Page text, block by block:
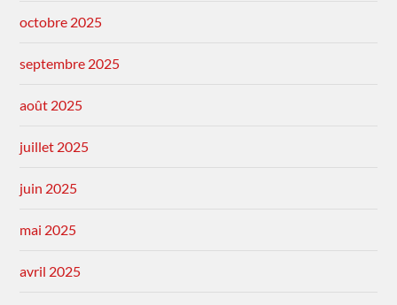
octobre 2025
septembre 2025
août 2025
juillet 2025
juin 2025
mai 2025
avril 2025